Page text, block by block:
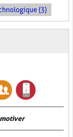
(3)